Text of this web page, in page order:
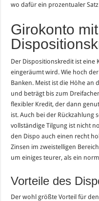
wo dafür ein prozentualer
Girokonto mit
Der Dispositionskredit ist eine
eingeräumt wird. Wie hoch
Banken. Meist ist die Höhe an
und beträgt bis zum
flexibler Kredit, der dann
ist. Auch bei der Rückzahlung
vollständige Tilgung ist nicht
den Dispo auch einen recht
Zinsen im zweistelligen
um einiges teurer, als ein
Vorteile des
Der wohl größte Vorteil für